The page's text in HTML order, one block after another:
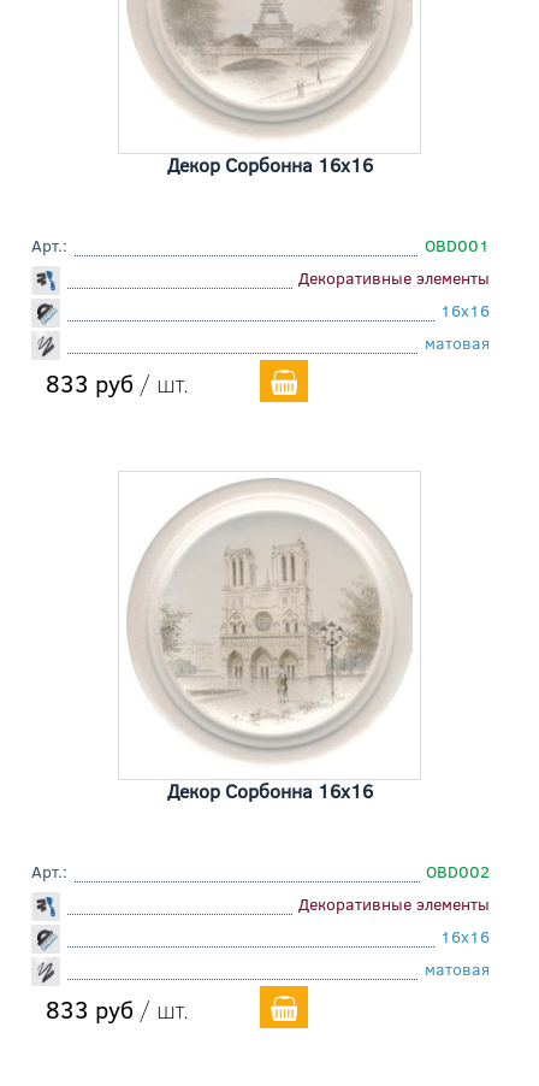
Декор Сорбонна 16x16
Арт.:
OBD001
Декоративные элементы
16x16
матовая
833 руб / шт.
Декор Сорбонна 16x16
Арт.:
OBD002
Декоративные элементы
16x16
матовая
833 руб / шт.